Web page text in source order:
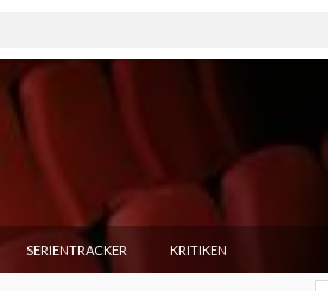
SERIENTRACKER KRITIKEN